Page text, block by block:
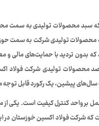
بر اینکه سبد محصولات تولیدی
محصولات تولیدی شرکت به سمت
بدون تردید با حمایت‌های مالی و
می‌ماند. به طوری که در حال حاضر نزدیک به ۴۷ درصد
بر واحد کنترل کیفیت است. یکی از
شرکت فولاد اکسین خوزستان در